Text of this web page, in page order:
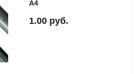
А4
1.00 руб.